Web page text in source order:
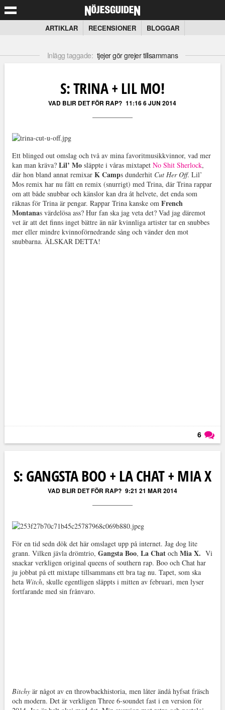
ARTIKLAR RECENSIONER BLOGGAR
Inlägg taggade: tjejer gör grejer tillsammans
S: TRINA + LIL MO!
VAD BLIR DET FÖR RAP? 11:16 6 JUN 2014
Ett blinged out omslag och två av mina favoritmusikkvinnor, vad mer
kan man kräva? Lil’ Mosläppte i våras mixtapet No Shit Sherlock,
där hon bland annat remixar K Camps dunderhit Cut Her Off. Lil’
Mos remix har nu fått en remix (snurrigt) med Trina, där Trina rappar
om att både snubbar och känslor kan dra åt helvete, det enda som
räknas för Trina är pengar. Rappar Trina kanske om French
Montanas värdelösa ass? Hur fan ska jag veta det? Vad jag däremot
vet är att det finns inget bättre än när kvinnliga artister tar en snubbes
mer eller mindre kvinnoförnedrande sång och vänder den mot
snubbarna. ÄLSKAR DETTA!
6
S: GANGSTA BOO + LA CHAT + MIA X
VAD BLIR DET FÖR RAP? 9:21 21 MAR 2014
För en tid sedn dök det här omslaget upp på internet. Jag dog lite
grann. Vilken jävla drömtrio, Gangsta Boo, La Chat ochMia X. Vi
snackar verkligen original queens of southern rap. Boo och Chat har
ju jobbat på ett mixtape tillsammans ett bra tag nu. Tapet, som ska
heta Witch, skulle egentligen släppts i mitten av februari, men lyser
fortfarande med sin frånvaro.
Bitchyär något av en throwbackhistoria, men låter ändå hyfsat fräsch
och modern. Det är verkligen Three 6-soundet fast i en version för